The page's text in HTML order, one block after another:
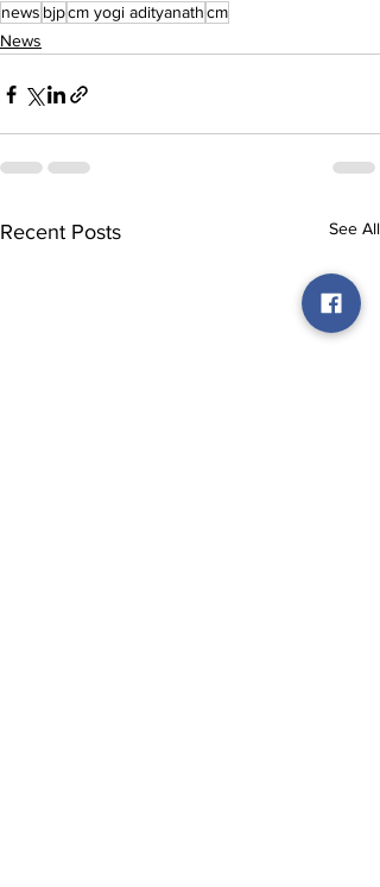
news bjpcm yogi adityanathcm
News
Recent Posts See All